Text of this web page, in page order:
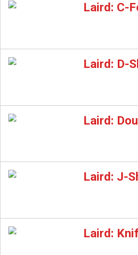
Laird: C-
Laird: D-
Laird:
Laird: J-
Laird: